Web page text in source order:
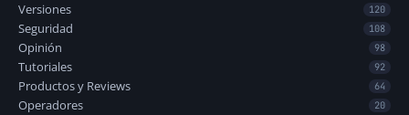
Versiones 120
Seguridad 108
Opinión 98
Tutoriales 92
Productos y Reviews 64
Operadores 20